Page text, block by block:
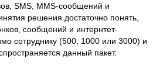
SMS, MMS-сообщений и
решения достаточно понять,
сообщений и интернтет-
сотруднику (500, 1000 или 3000) и
данный пакет.